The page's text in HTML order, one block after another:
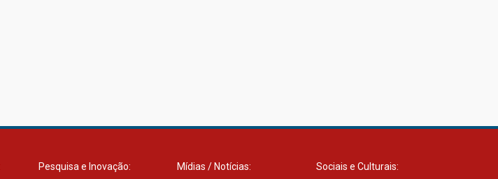
Pesquisa e Inovação:
Mídias / Notícias:
Sociais e Culturais: